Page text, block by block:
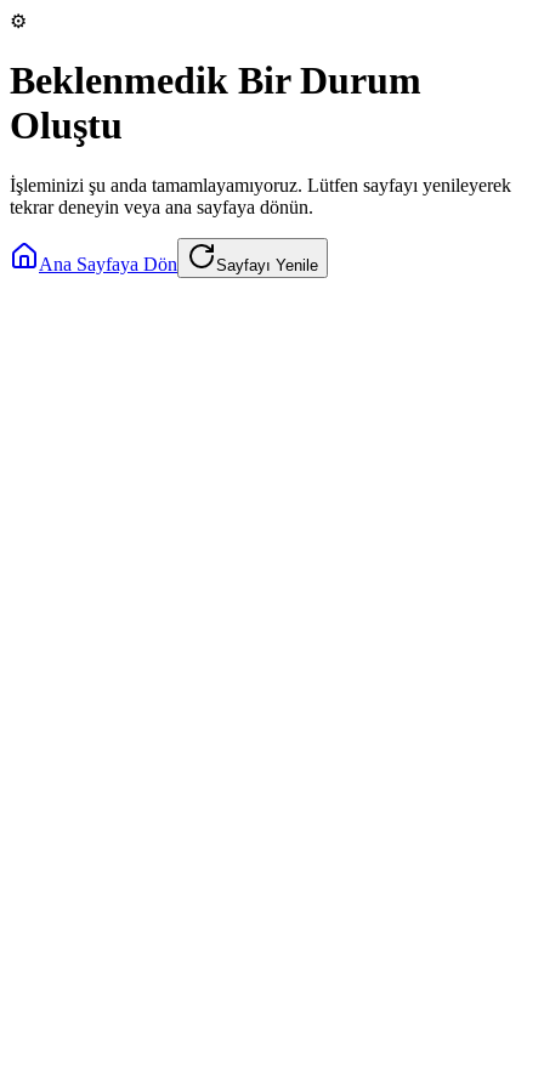
⚙️
Beklenmedik Bir Durum
Oluştu
İşleminizi şu anda tamamlayamıyoruz. Lütfen sayfayı yenileyerek
tekrar deneyin veya ana sayfaya dönün.
Ana Sayfaya Dön Sayfayı Yenile